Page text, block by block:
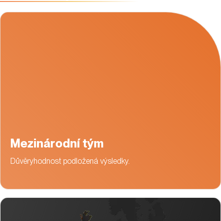
Mezinárodní tým
Důvěryhodnost podložená výsledky.